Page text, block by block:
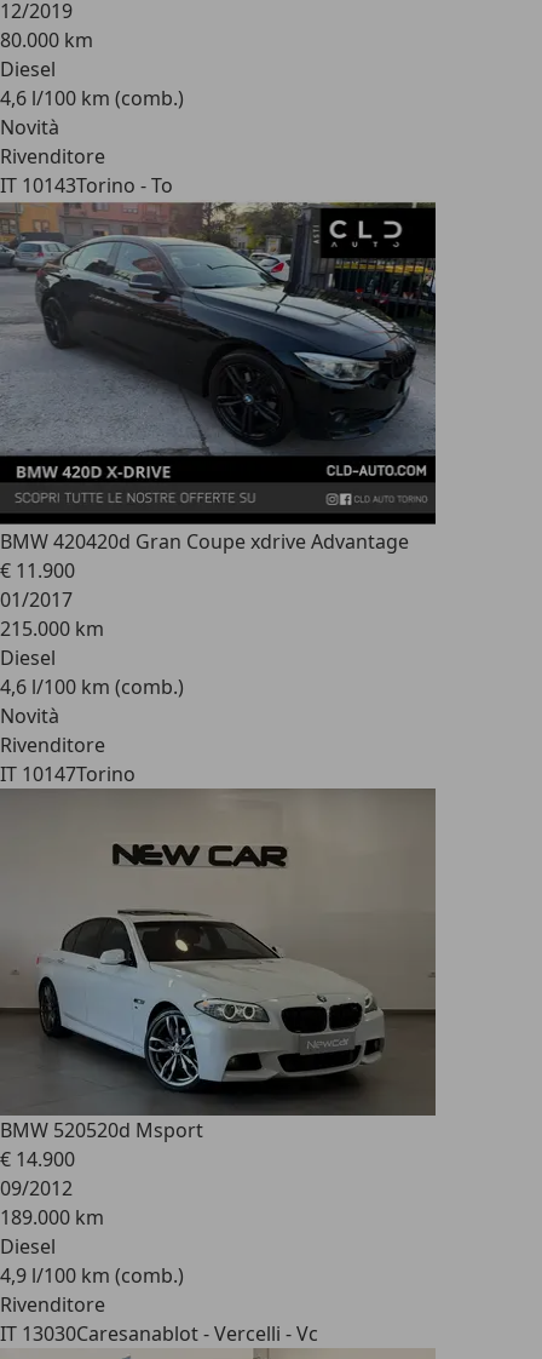
12/2019
80.000 km
Diesel
4,6 l/100 km (comb.)
Novità
Rivenditore
IT 10143Torino - To
BMW 420420d Gran Coupe xdrive Advantage
€ 11.900
01/2017
215.000 km
Diesel
4,6 l/100 km (comb.)
Novità
Rivenditore
IT 10147Torino
BMW 520520d Msport
€ 14.900
09/2012
189.000 km
Diesel
4,9 l/100 km (comb.)
Rivenditore
IT 13030Caresanablot - Vercelli - Vc